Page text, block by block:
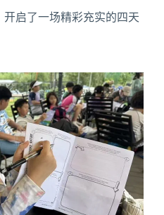
启了一场精彩充实的四天